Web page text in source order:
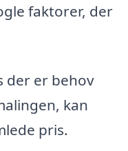
faktorer, der
der er behov
kan
pris.